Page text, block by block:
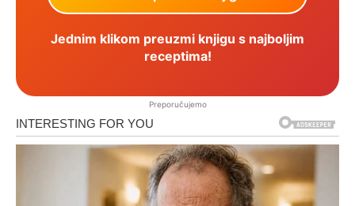
Jednim klikom preuzmi knjigu s najboljim
receptima!
Preporučujemo